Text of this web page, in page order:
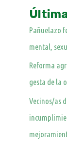
Pañuelazo
mental,
Reforma
gesta de la
Vecinos/as